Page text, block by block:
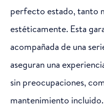
perfecto estado, tanto
estéticamente. Esta
acompañada de una
aseguran una
sin preocupaciones,
mantenimiento incluido.